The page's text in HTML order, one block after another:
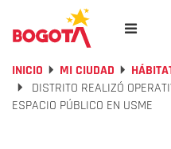
INICIO MI CIUDAD
DISTRITO REALIZÓ
ESPACIO PÚBLICO EN USME